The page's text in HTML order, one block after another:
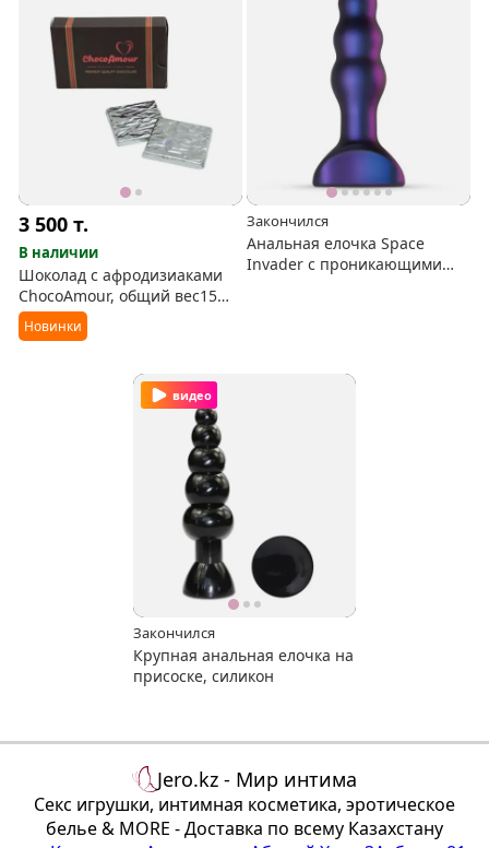
3 500т.
В наличии
Шоколад с афродизиаками
ChocoAmour, общий вес15
грамм.
Новинки
Закончился
Анальная елочка Space
Invader с проникающими
видео
Закончился
Крупная анальная елочка на
присоске, силикон
Jero.kz - Мир интима
Секс игрушки, интимная косметика, эротическое
белье & MORE - Доставка по всему Казахстану